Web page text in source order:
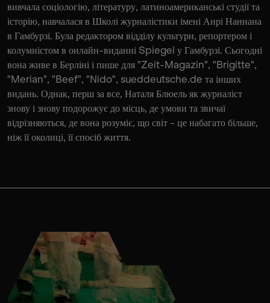
вивчала соціологію, літературу, латиноамериканські студії та
історію, навчалася в Школі журналістики імені Анрі Наннана
в Гамбурзі. Була редактором відділу культури, репортером і
колумністом в онлайн-виданні Spiegel у Гамбурзі. Сьогодні
вона живе в Берліні і пише для "Zeit-Magazin", "Brigitte",
"Merian", "Beef", "Nido", sueddeutsche.de та інших
видань. Однак, перш за все, Наталя Блюель як журналіст
знову і знову подорожує до місць, де умови та звичаї
відрізняються, де вона розуміє, що світ - це набагато більше,
ніж її околиці, її спосіб життя.